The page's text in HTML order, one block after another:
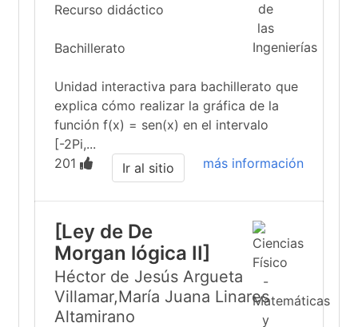
Recurso didáctico
Bachillerato
Unidad interactiva para bachillerato que
explica cómo realizar la gráfica de la
función f(x) = sen(x) en el intervalo
[-2Pi,...
201
más información
Ir al sitio
[Ley de De
Morgan lógica II]
Héctor de Jesús Argueta
Villamar,María Juana Linares
Altamirano